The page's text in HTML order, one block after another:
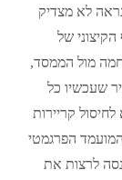
לא מצדיק
של
מול הממסד,
שעכשיו כל
קריירות
הפרגמטי
לרצות את